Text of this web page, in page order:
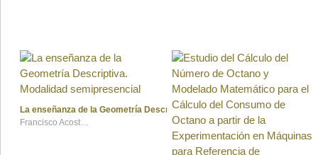
La enseñanza de la Geometría Descriptiva. Modalidad semipresencial
Francisco Acosta Ruiz y Ma. Cristina Pérez Lazo de la Vega